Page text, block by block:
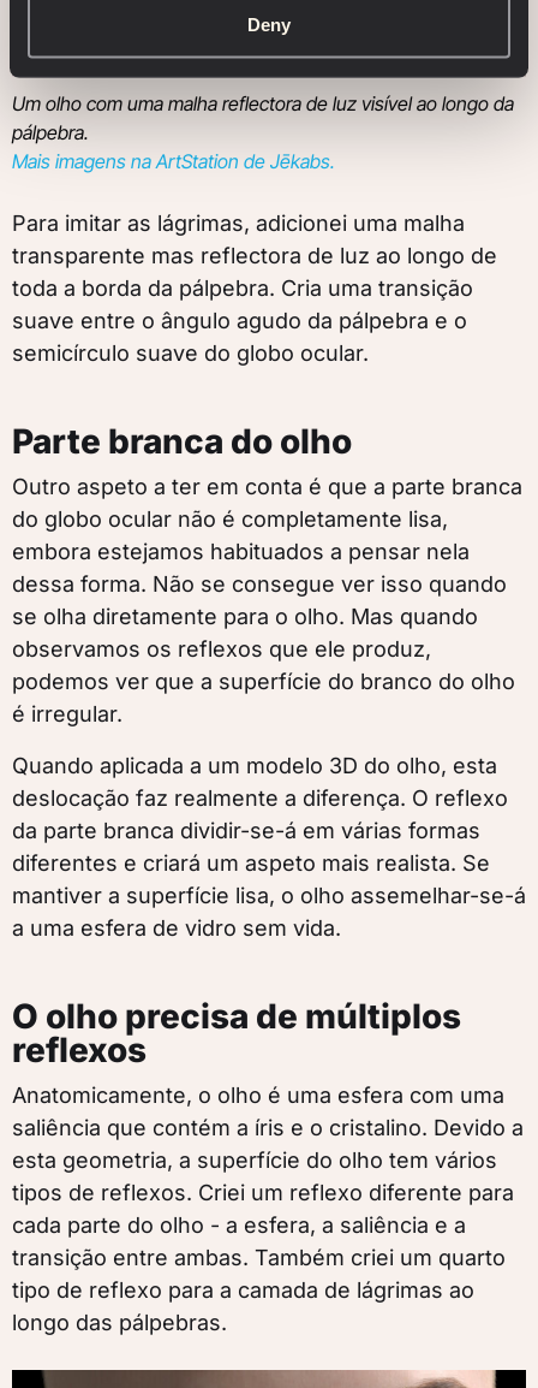
Deny
Um olho com uma malha reflectora de luz visível ao longo da
pálpebra.
Mais imagens na ArtStation de Jēkabs.
Para imitar as lágrimas, adicionei uma malha
transparente mas reflectora de luz ao longo de
toda a borda da pálpebra. Cria uma transição
suave entre o ângulo agudo da pálpebra e o
semicírculo suave do globo ocular.
Parte branca do olho
Outro aspeto a ter em conta é que a parte branca
do globo ocular não é completamente lisa,
embora estejamos habituados a pensar nela
dessa forma. Não se consegue ver isso quando
se olha diretamente para o olho. Mas quando
observamos os reflexos que ele produz,
podemos ver que a superfície do branco do olho
é irregular.
Quando aplicada a um modelo 3D do olho, esta
deslocação faz realmente a diferença. O reflexo
da parte branca dividir-se-á em várias formas
diferentes e criará um aspeto mais realista. Se
mantiver a superfície lisa, o olho assemelhar-se-á
a uma esfera de vidro sem vida.
O olho precisa de múltiplos
reflexos
Anatomicamente, o olho é uma esfera com uma
saliência que contém a íris e o cristalino. Devido a
esta geometria, a superfície do olho tem vários
tipos de reflexos. Criei um reflexo diferente para
cada parte do olho - a esfera, a saliência e a
transição entre ambas. Também criei um quarto
tipo de reflexo para a camada de lágrimas ao
longo das pálpebras.